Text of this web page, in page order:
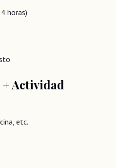
horas)
Actividad
etc.